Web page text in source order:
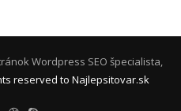
Wordpress SEO špecialista,
reserved to Najlepsitovar.sk